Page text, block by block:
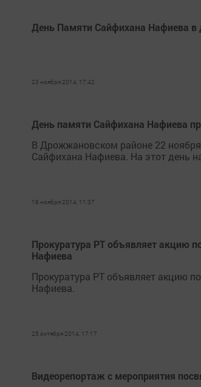
День Памяти Сайфихана Нафиева
23 ноября 2014, 17:42
День памяти Сайфихана Нафиева
В Дрожжановском районе 22 ноября
Сайфихана Нафиева. На этот день
18 ноября 2014, 11:37
Прокуратура РТ объявляет акцию
Нафиева
Прокуратура РТ объявляет акцию
Нафиева.
25 октября 2014, 17:17
Видеорепортаж с мероприятия